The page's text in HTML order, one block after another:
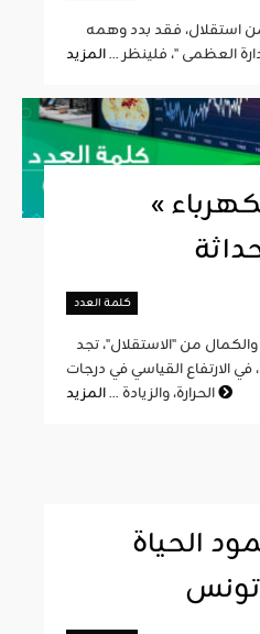
العظمى "، فلينظر ...
« حين يفضح الكهرباء
كلمة العدد
في الارتفاع القياسي في درجات
الحرارة، والزيادة ...
الحياة
تونس